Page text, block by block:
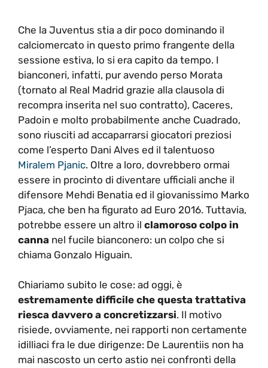
Che la Juventus stia a dir poco dominando il
calciomercato in questo primo frangente della
sessione estiva, lo si era capito da tempo. I
bianconeri, infatti, pur avendo perso Morata
(tornato al Real Madrid grazie alla clausola di
recompra inserita nel suo contratto), Caceres,
Padoin e molto probabilmente anche Cuadrado,
sono riusciti ad accaparrarsi giocatori preziosi
come l’esperto Dani Alves ed il talentuoso
Miralem Pjanic. Oltre a loro, dovrebbero ormai
essere in procinto di diventare ufficiali anche il
difensore Mehdi Benatia ed il giovanissimo Marko
Pjaca, che ben ha figurato ad Euro 2016. Tuttavia,
potrebbe essere un altro il clamoroso colpo in
canna nel fucile bianconero: un colpo che si
chiama Gonzalo Higuain.
Chiariamo subito le cose: ad oggi, è
estremamente difficile che questa trattativa
riesca davvero a concretizzarsi. Il motivo
risiede, ovviamente, nei rapporti non certamente
idilliaci fra le due dirigenze: De Laurentiis non ha
mai nascosto un certo astio nei confronti della